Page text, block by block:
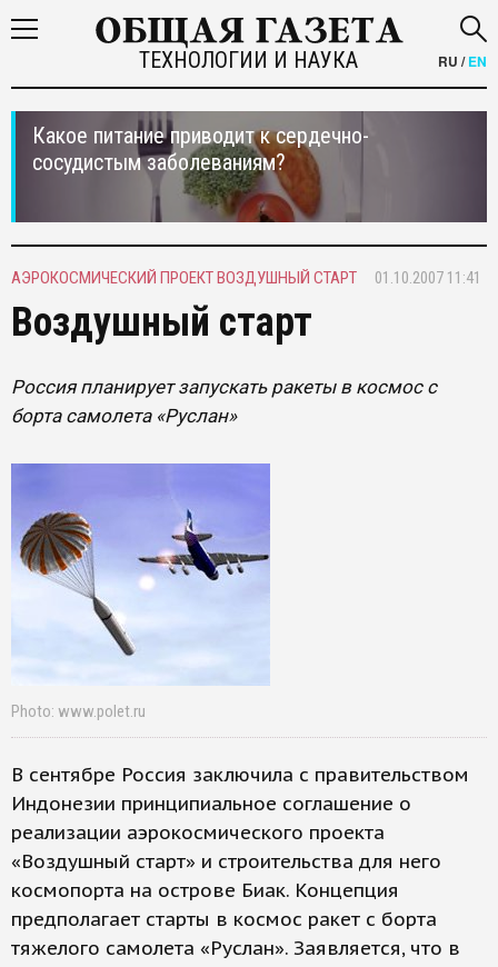
ТЕХНОЛОГИИ И НАУКА RU /EN
Какое питание приводит к сердечно-
сосудистым заболеваниям?
АЭРОКОСМИЧЕСКИЙ ПРОЕКТ ВОЗДУШНЫЙ СТАРТ 01.10.2007 11:41
Воздушный старт
Россия планирует запускать ракеты в космос с
борта самолета «Руслан»
Photo: www.polet.ru
В сентябре Россия заключила с правительством
Индонезии принципиальное соглашение о
реализации аэрокосмического проекта
«Воздушный старт» и строительства для него
космопорта на острове Биак. Концепция
предполагает старты в космос ракет с борта
тяжелого самолета «Руслан». Заявляется, что в